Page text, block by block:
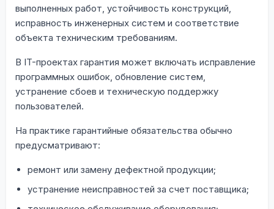
выполненных работ, устойчивость конструкций,
исправность инженерных систем и соответствие
объекта техническим требованиям.
В IT-проектах гарантия может включать исправление
программных ошибок, обновление систем,
устранение сбоев и техническую поддержку
пользователей.
На практике гарантийные обязательства обычно
предусматривают:
ремонт или замену дефектной продукции;
устранение неисправностей за счет поставщика;